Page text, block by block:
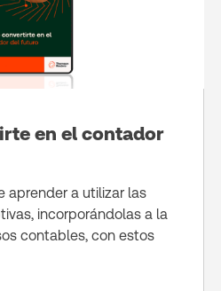
en el contador
aprender a utilizar las
incorporándolas a la
contables, con estos